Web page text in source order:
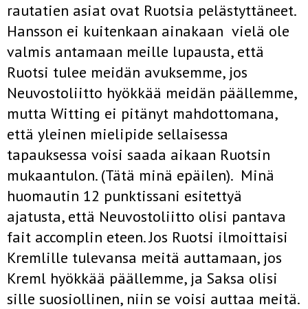
rautatien asiat ovat Ruotsia pelästyttäneet.
Hansson ei kuitenkaan ainakaan vielä ole
valmis antamaan meille lupausta, että
Ruotsi tulee meidän avuksemme, jos
Neuvostoliitto hyökkää meidän päällemme,
mutta Witting ei pitänyt mahdottomana,
että yleinen mielipide sellaisessa
tapauksessa voisi saada aikaan Ruotsin
mukaantulon. (Tätä minä epäilen). Minä
huomautin 12 punktissani esitettyä
ajatusta, että Neuvostoliitto olisi pantava
fait accomplin eteen. Jos Ruotsi ilmoittaisi
Kremlille tulevansa meitä auttamaan, jos
Kreml hyökkää päällemme, ja Saksa olisi
sille suosiollinen, niin se voisi auttaa meitä.